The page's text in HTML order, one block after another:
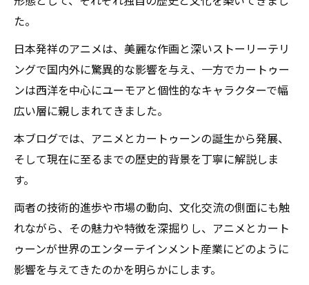
た。
日本発祥のアニメは、美麗な作画と深いストーリーテリ
ングで国内外に驚異的な影響を与え、一方でカートゥー
ンは西洋を中心にユーモアと個性的なキャラクターで幅
広い層に親しまれてきました。
本ブログでは、アニメとカートゥーンの誕生から発展、
そして現在に至るまでの歴史的背景を丁寧に解説しま
す。
両者の技術的進歩や市場の動向、文化交流の側面にも触
れながら、その魅力や特徴を深掘りし、アニメとカート
ゥーンが世界のエンターテインメント産業にどのように
影響を与えてきたのかを明らかにします。